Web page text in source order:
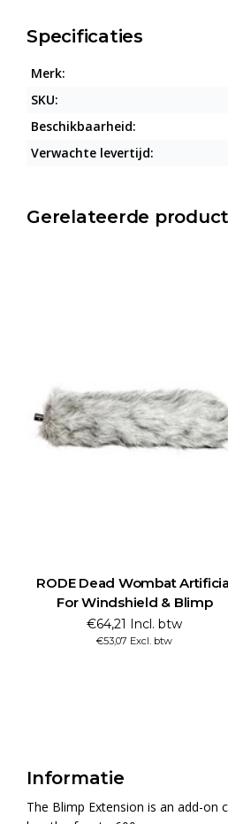
Specificaties
Merk:
SKU:
Beschikbaarheid:
Verwachte levertijd:
Gerelateerde
RODE Dead Wombat
For Windshield & Blimp
€64,21 Incl. btw
€53,07 Excl. btw
Informatie
The Blimp Extension is an add-on